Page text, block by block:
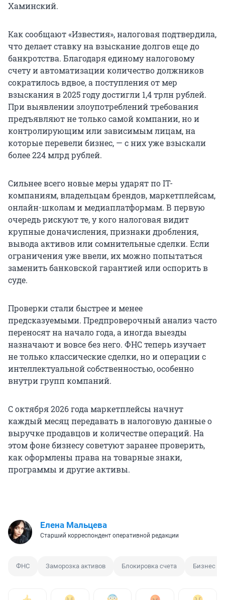
Хаминский.
Как сообщают «Известия», налоговая подтвердила,
что делает ставку на взыскание долгов еще до
банкротства. Благодаря единому налоговому
счету и автоматизации количество должников
сократилось вдвое, а поступления от мер
взыскания в 2025 году достигли 1,4 трлн рублей.
При выявлении злоупотреблений требования
предъявляют не только самой компании, но и
контролирующим или зависимым лицам, на
которые перевели бизнес, — с них уже взыскали
более 224 млрд рублей.
Сильнее всего новые меры ударят по IT-
компаниям, владельцам брендов, маркетплейсам,
онлайн-школам и медиаплатформам. В первую
очередь рискуют те, у кого налоговая видит
крупные доначисления, признаки дробления,
вывода активов или сомнительные сделки. Если
ограничения уже ввели, их можно попытаться
заменить банковской гарантией или оспорить в
суде.
Проверки стали быстрее и менее
предсказуемыми. Предпроверочный анализ часто
переносят на начало года, а иногда выезды
назначают и вовсе без него. ФНС теперь изучает
не только классические сделки, но и операции с
интеллектуальной собственностью, особенно
внутри групп компаний.
С октября 2026 года маркетплейсы начнут
каждый месяц передавать в налоговую данные о
выручке продавцов и количестве операций. На
этом фоне бизнесу советуют заранее проверить,
как оформлены права на товарные знаки,
программы и другие активы.
Елена Мальцева
Старший корреспондент оперативной редакции
ФНС Заморозка активов Блокировка счета Бизнес